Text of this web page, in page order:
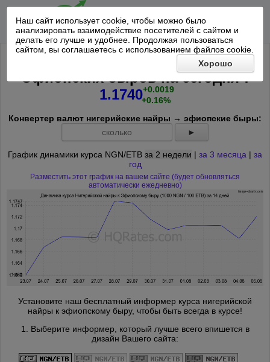
Наш сайт использует cookie, чтобы можно было
анализировать взаимодействие посетителей с сайтом и
делать его лучше и удобнее. Продолжая пользоваться
сайтом, вы соглашаетесь с использованием файлов cookie.
Хорошо
Курс 1000 Нигерийская найра к 100
Эфиопских быров насегодня*:
1.1740+0.0019
+0.16%
Конвертер валют нигерийские найры → эфиопские быры:
►
График динамики курса NGN/ETB за 2 недели | за 3 месяца | за
год
Разместить этот график на вашем сайте (будет обновляться
автоматически ежедневно)
Установите наш бесплатный информер курса нигерийской
найры к эфиопскому быру, чтобы быть всегда в курсе!
1. Выберите информер, который лучше всего впишется в
дизайн Вашего сайта: